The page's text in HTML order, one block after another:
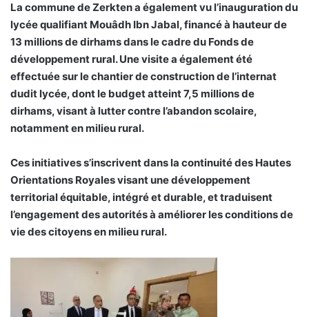
La commune de Zerkten a également vu l’inauguration du
lycée qualifiant Mouâdh Ibn Jabal, financé à hauteur de
13 millions de dirhams dans le cadre du Fonds de
développement rural. Une visite a également été
effectuée sur le chantier de construction de l’internat
dudit lycée, dont le budget atteint 7,5 millions de
dirhams, visant à lutter contre l’abandon scolaire,
notamment en milieu rural.
Ces initiatives s’inscrivent dans la continuité des Hautes
Orientations Royales visant une développement
territorial équitable, intégré et durable, et traduisent
l’engagement des autorités à améliorer les conditions de
vie des citoyens en milieu rural.